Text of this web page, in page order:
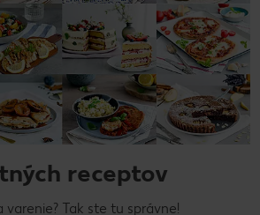
receptov
varenie? Tak ste tu správne!